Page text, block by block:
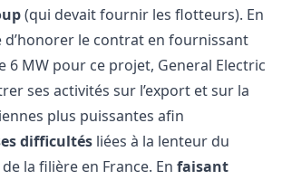
(qui devait fournir les flotteurs). En
le contrat en fournissant
6 MW pour ce projet, General Electric
ses activités sur l’export et sur la
plus puissantes afin
difficultés liées à la lenteur du
la filière en France. En faisant